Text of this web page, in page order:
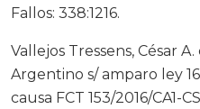
Fallos: 338:1216.
Vallejos Tressens, César
Argentino s/ amparo ley
causa FCT 153/2016/CA1-